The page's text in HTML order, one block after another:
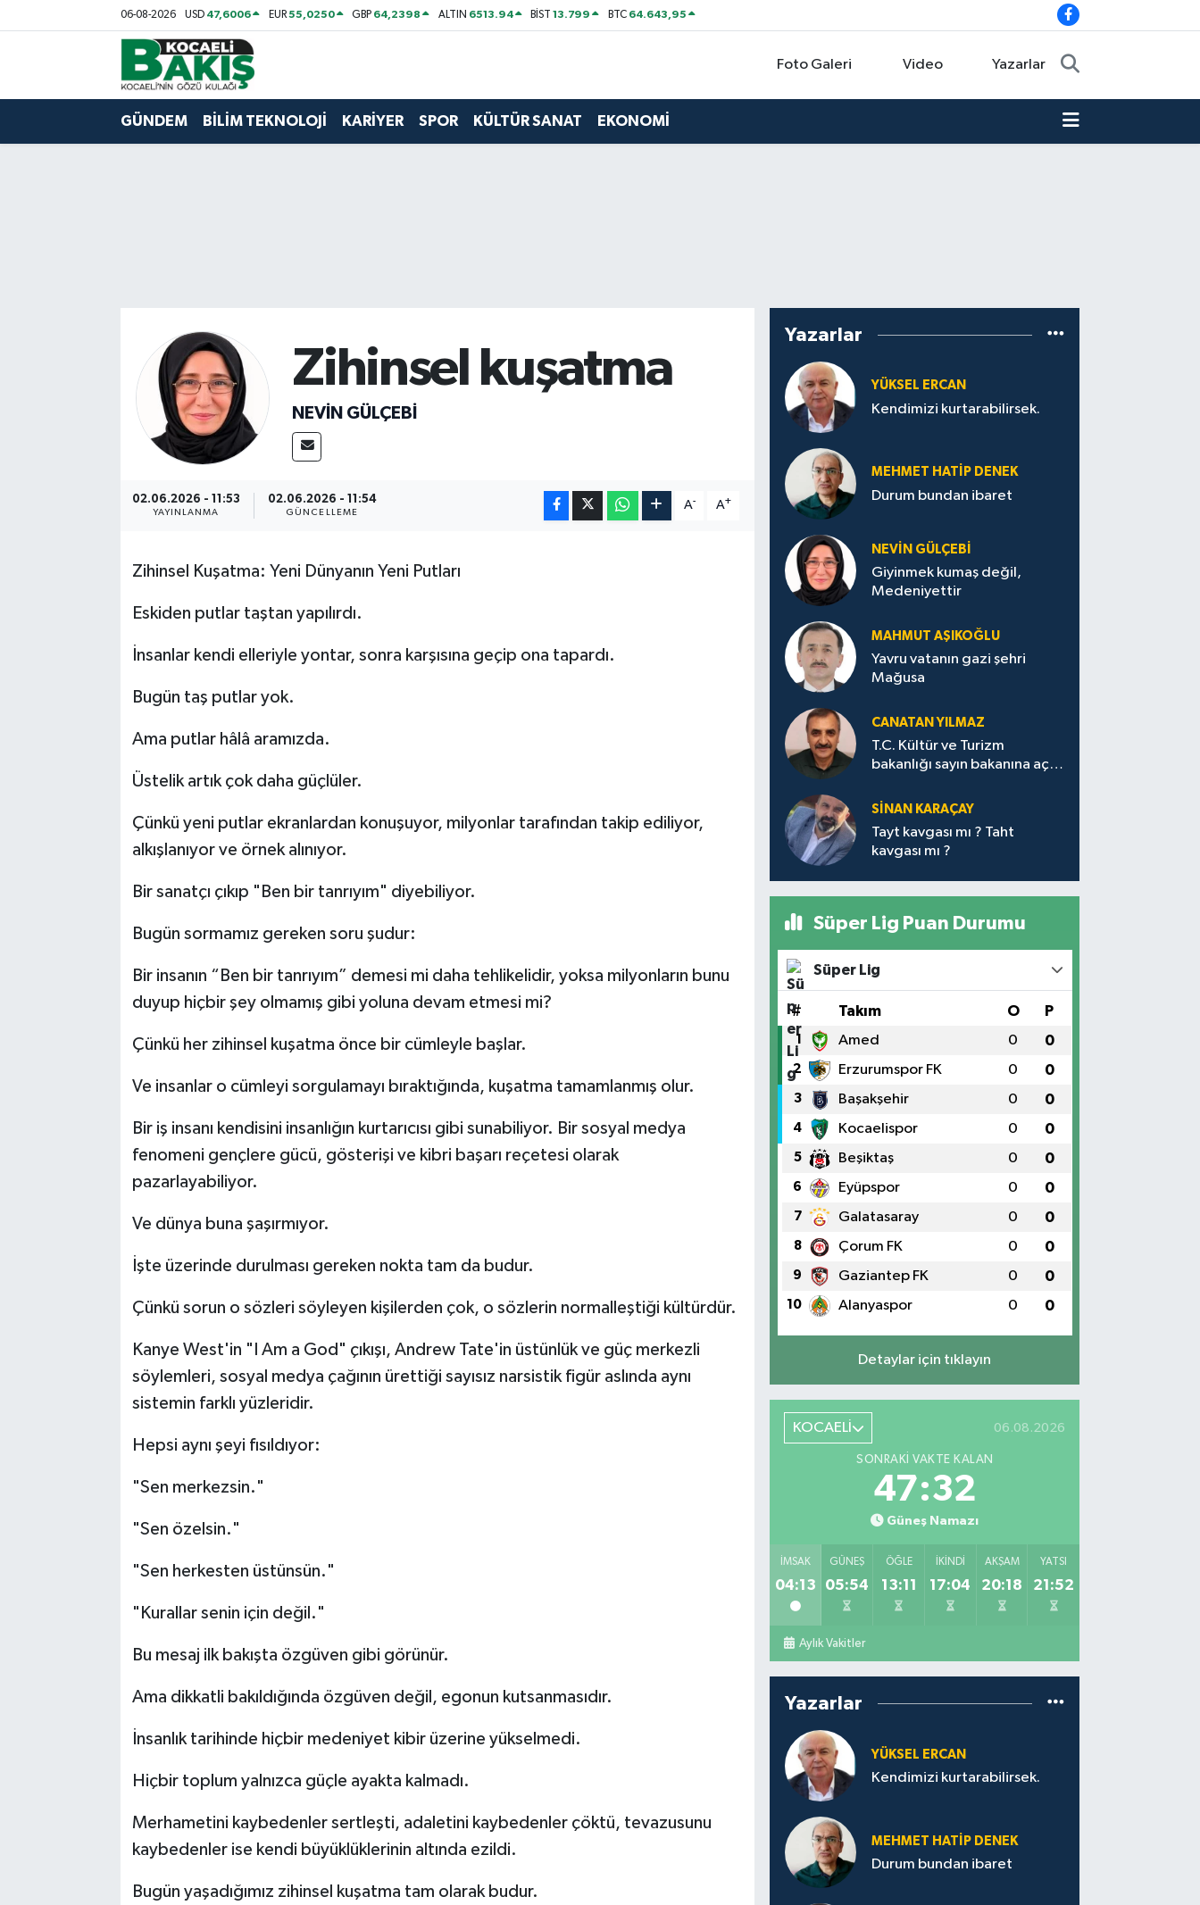
06-08-2026 USD 47,6006 EUR55,0250 GBP 64,2398 ALTIN 6513.94 BİST13.799 BTC 64.643,95
Foto Galeri Video Yazarlar
GÜNDEM BİLİM TEKNOLOJİ KARİYER SPOR KÜLTÜR SANAT EKONOMİ
Zihinsel kuşatma
NEVİN GÜLÇEBİ
02.06.2026 - 11:53
YAYINLANMA
02.06.2026 - 11:54
GÜNCELLEME
A- A+
Zihinsel Kuşatma: Yeni Dünyanın Yeni Putları
Eskiden putlar taştan yapılırdı.
İnsanlar kendi elleriyle yontar, sonra karşısına geçip ona tapardı.
Bugün taş putlar yok.
Ama putlar hâlâ aramızda.
Üstelik artık çok daha güçlüler.
Çünkü yeni putlar ekranlardan konuşuyor, milyonlar tarafından takip ediliyor,
alkışlanıyor ve örnek alınıyor.
Bir sanatçı çıkıp "Ben bir tanrıyım" diyebiliyor.
Bugün sormamız gereken soru şudur:
Bir insanın “Ben bir tanrıyım” demesi mi daha tehlikelidir, yoksa milyonların bunu
duyup hiçbir şey olmamış gibi yoluna devam etmesi mi?
Çünkü her zihinsel kuşatma önce bir cümleyle başlar.
Ve insanlar o cümleyi sorgulamayı bıraktığında, kuşatma tamamlanmış olur.
Bir iş insanı kendisini insanlığın kurtarıcısı gibi sunabiliyor. Bir sosyal medya
fenomeni gençlere gücü, gösterişi ve kibri başarı reçetesi olarak
pazarlayabiliyor.
Ve dünya buna şaşırmıyor.
İşte üzerinde durulması gereken nokta tam da budur.
Çünkü sorun o sözleri söyleyen kişilerden çok, o sözlerin normalleştiği kültürdür.
Kanye West'in "I Am a God" çıkışı, Andrew Tate'in üstünlük ve güç merkezli
söylemleri, sosyal medya çağının ürettiği sayısız narsistik figür aslında aynı
sistemin farklı yüzleridir.
Hepsi aynı şeyi fısıldıyor:
"Sen merkezsin."
"Sen özelsin."
"Sen herkesten üstünsün."
"Kurallar senin için değil."
Bu mesaj ilk bakışta özgüven gibi görünür.
Ama dikkatli bakıldığında özgüven değil, egonun kutsanmasıdır.
İnsanlık tarihinde hiçbir medeniyet kibir üzerine yükselmedi.
Hiçbir toplum yalnızca güçle ayakta kalmadı.
Merhametini kaybedenler sertleşti, adaletini kaybedenler çöktü, tevazusunu
kaybedenler ise kendi büyüklüklerinin altında ezildi.
Bugün yaşadığımız zihinsel kuşatma tam olarak budur.
Yazarlar
YÜKSEL ERCAN
Kendimizi kurtarabilirsek.
MEHMET HATİP DENEK
Durum bundan ibaret
NEVİN GÜLÇEBİ
Giyinmek kumaş değil,
Medeniyettir
MAHMUT AŞIKOĞLU
Yavru vatanın gazi şehri
Mağusa
CANATAN YILMAZ
T.C. Kültür ve Turizm
bakanlığı sayın bakanına açık
SİNAN KARAÇAY
Tayt kavgası mı ? Taht
kavgası mı ?
Süper Lig Puan Durumu
Süper Lig
# Takım O P
1 Amed 0 0
2 Erzurumspor FK 0 0
3 Başakşehir 0 0
4 Kocaelispor 0 0
5 Beşiktaş 0 0
6 Eyüpspor 0 0
7 Galatasaray 0 0
8 Çorum FK 0 0
9 Gaziantep FK 0 0
10 Alanyaspor 0 0
Detaylar için tıklayın
KOCAELİ 06.08.2026
SONRAKI VAKTE KALAN
47:31
Güneş Namazı
İMSAK
04:13
GÜNEŞ
05:54
ÖĞLE
13:11
İKINDI
17:04
AKŞAM
20:18
YATSI
21:52
Aylık Vakitler
Yazarlar
YÜKSEL ERCAN
Kendimizi kurtarabilirsek.
MEHMET HATİP DENEK
Durum bundan ibaret
Kocaeli Nöbetçi Eczaneler
Kocaeli Hava Durumu